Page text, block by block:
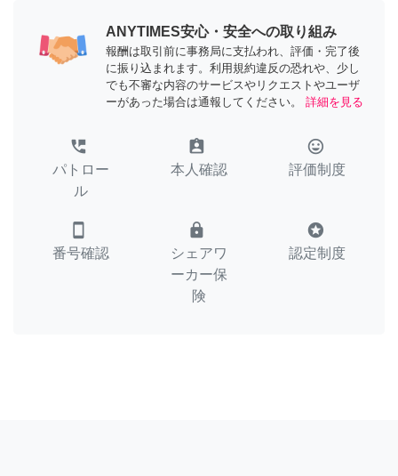
ANYTIMES安心・安全への取り組み
報酬は取引前に事務局に支払われ、評価・完了後
に振り込まれます。利用規約違反の恐れや、少し
でも不審な内容のサービスやリクエストやユーザ
ーがあった場合は通報してください。
詳細を見る
perm_phone_msg
パトロー
ル
assignment_ind
本人確認
tag_faces
評価制度
smartphone
番号確認
lock
シェアワ
ーカー保
険
stars
認定制度